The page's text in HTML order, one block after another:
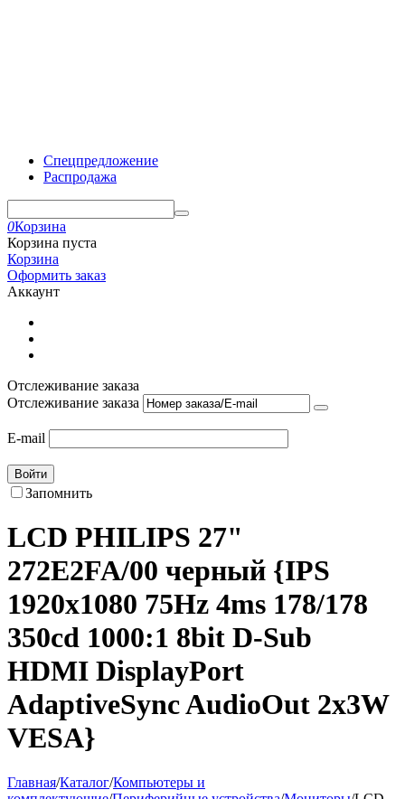
Спецпредложение
Распродажа
0Корзина
Корзина пуста
Корзина
Оформить заказ
Аккаунт
Отслеживание заказа
Отслеживание заказа
E-mail
Войти
Запомнить
LCD PHILIPS 27"
272E2FA/00 черный {IPS
1920x1080 75Hz 4ms 178/178
350cd 1000:1 8bit D-Sub
HDMI DisplayPort
AdaptiveSync AudioOut 2x3W
VESA}
Главная/Каталог/Компьютеры и